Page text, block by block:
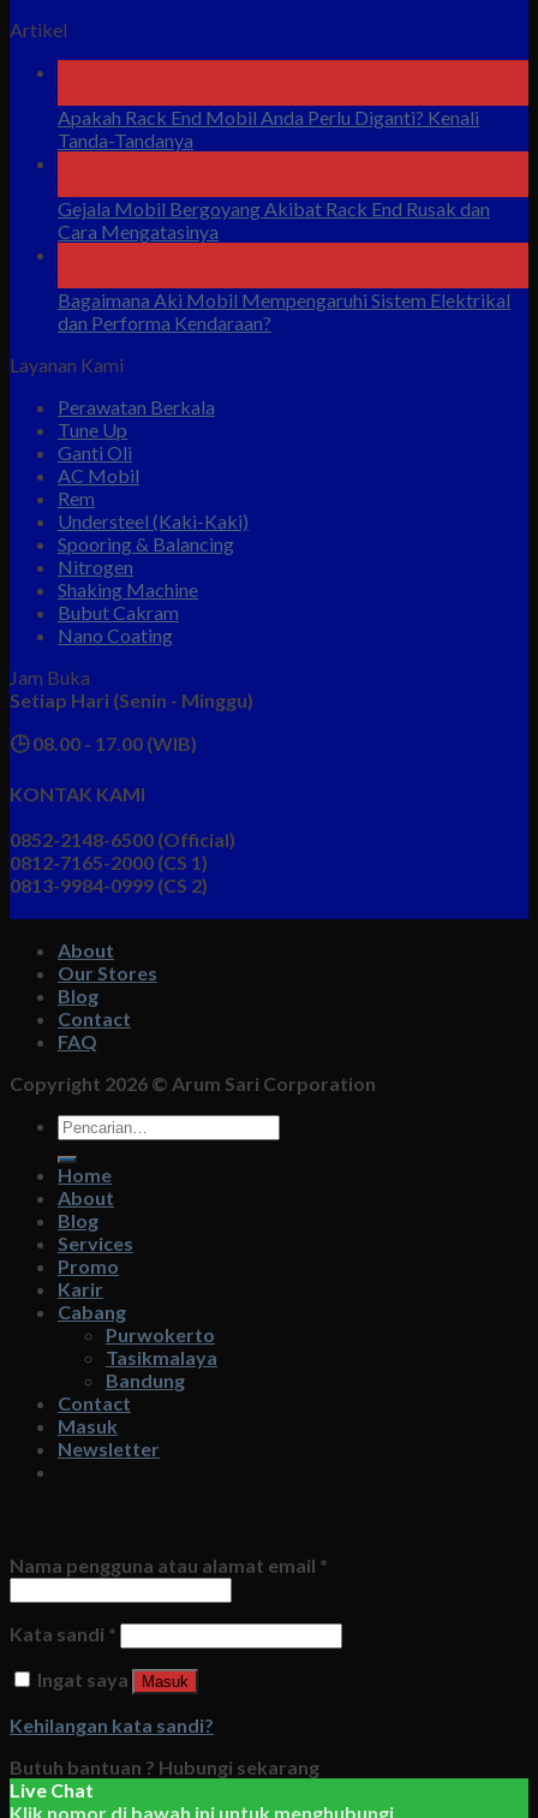
Artikel
Apakah Rack End Mobil Anda Perlu Diganti? Kenali
Tanda-Tandanya
Gejala Mobil Bergoyang Akibat Rack End Rusak dan
Cara Mengatasinya
Bagaimana Aki Mobil Mempengaruhi Sistem Elektrikal
dan Performa Kendaraan?
Layanan Kami
Perawatan Berkala
Tune Up
Ganti Oli
AC Mobil
Rem
Understeel (Kaki-Kaki)
Spooring & Balancing
Nitrogen
Shaking Machine
Bubut Cakram
Nano Coating
Jam Buka
Setiap Hari (Senin - Minggu)
🕒 08.00 - 17.00 (WIB)
KONTAK KAMI
0852-2148-6500 (Official)
0812-7165-2000 (CS 1)
0813-9984-0999 (CS 2)
About
Our Stores
Blog
Contact
FAQ
Copyright 2026 © Arum Sari Corporation
Pencarian
untuk:
Home
About
Blog
Services
Promo
Karir
Cabang
Purwokerto
Tasikmalaya
Bandung
Contact
Masuk
Newsletter
Nama pengguna atau alamat email *
Kata sandi *
Ingat saya
Masuk
Kehilangan kata sandi?
Butuh bantuan ? Hubungi sekarang
Live Chat
Klik nomor di bawah ini untuk menghubungi